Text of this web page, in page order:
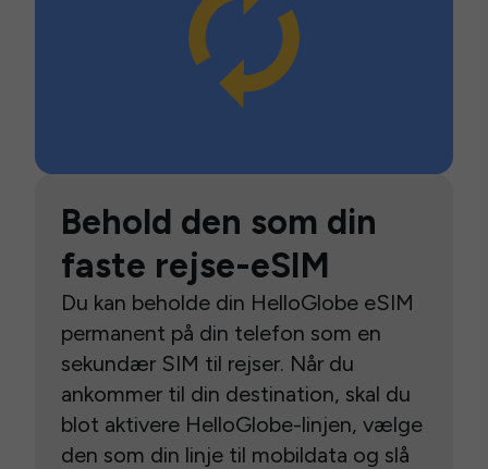
Behold den som din
faste rejse-eSIM
Du kan beholde din HelloGlobe eSIM
permanent på din telefon som en
sekundær SIM til rejser. Når du
ankommer til din destination, skal du
blot aktivere HelloGlobe-linjen, vælge
den som din linje til mobildata og slå